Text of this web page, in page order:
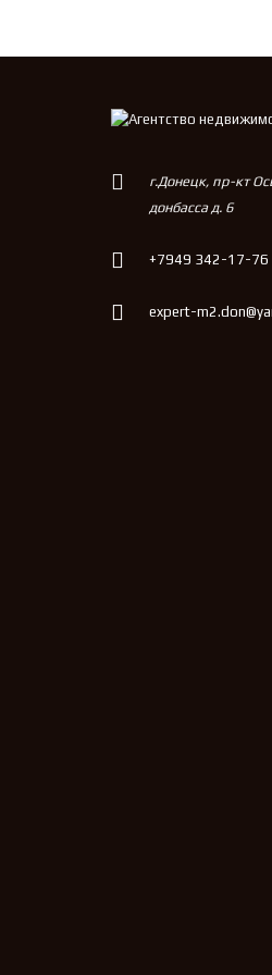
г.Донецк, пр-кт
донбасса д. 6
+7949 342-17-76
expert-